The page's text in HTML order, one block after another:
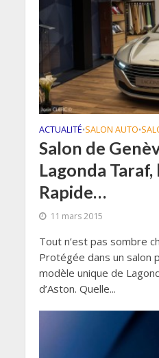
ACTUALITÉ•SALON AUTO•
Salon de
Lagonda Taraf,
Rapide…
11 mars 2015
Tout n’est pas sombre
Protégée dans un salon
modèle unique de
d’Aston. Quelle...